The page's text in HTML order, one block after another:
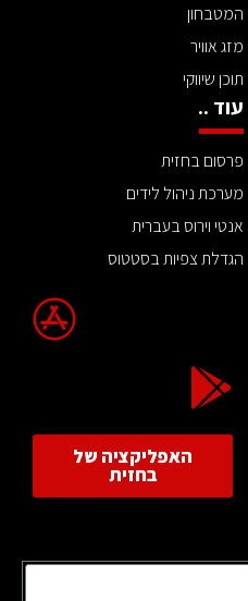
המטבחון
מזג אוויר
תוכן שיווקי
עוד ..
פרסום בחזית
מערכת ניהול לידים
אנטי וירוס בעברית
הגדלת צפיות בסטטוס
האפליקציה של
בחזית